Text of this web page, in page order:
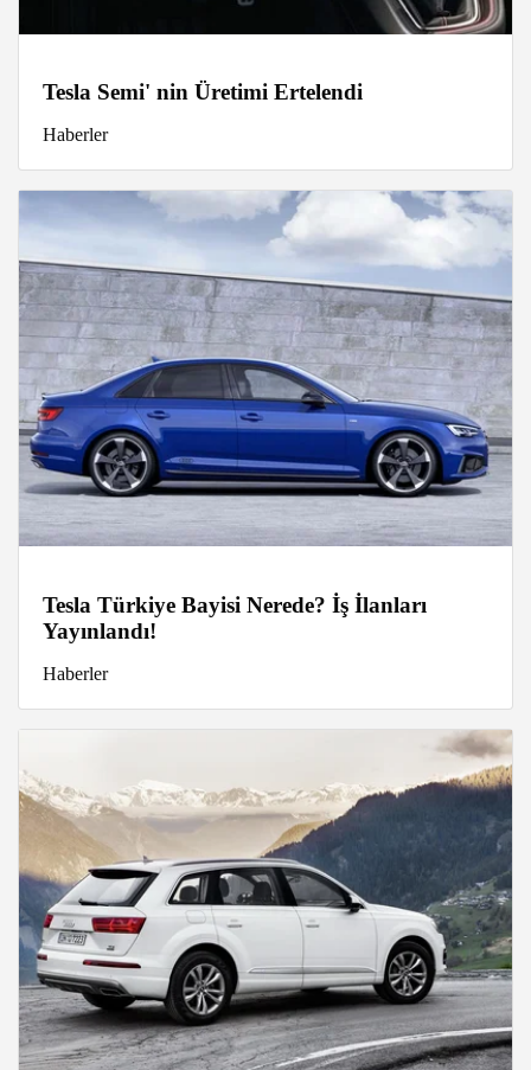
Tesla Semi' nin Üretimi Ertelendi
Haberler
Tesla Türkiye Bayisi Nerede? İş İlanları
Yayınlandı!
Haberler